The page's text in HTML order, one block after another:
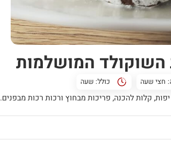
השוקולד המושלמות
חצי שעה כולל: שעה
קלות להכנה, פריכות מבחוץ ורכות רכות מבפנים.